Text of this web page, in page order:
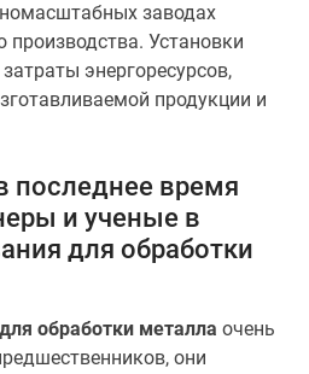
заводах
производства. Установки
энергоресурсов,
продукции и
последнее время
и ученые в
для обработки
обработки металла очень
они